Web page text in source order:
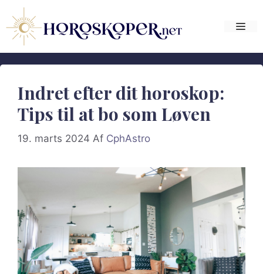
indhold
Indret efter dit horoskop:
Tips til at bo som Løven
19. marts 2024 Af CphAstro